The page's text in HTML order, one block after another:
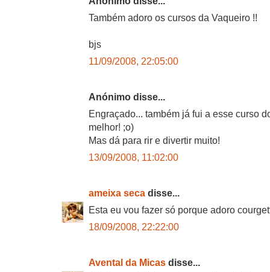
Também adoro os cursos da Vaqueiro !!
bjs
11/09/2008, 22:05:00
Anónimo disse...
Engraçado... também já fui a esse curso
melhor! ;o)
Mas dá para rir e divertir muito!
13/09/2008, 11:02:00
ameixa seca disse...
Esta eu vou fazer só porque adoro
18/09/2008, 22:22:00
Avental da Micas disse...